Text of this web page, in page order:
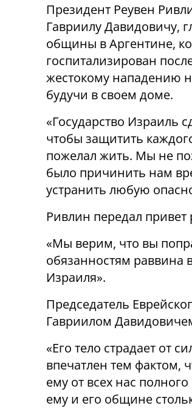
Президент Реувен
Гавриилу Давидовичу,
общины в Аргентине,
госпитализирован
жестокому нападению
будучи в своем доме.
«Государство Израиль
чтобы защитить
пожелал жить. Мы не
было причинить нам
устранить любую
Ривлин передал
«Мы верим, что вы
обязанностям
Израиля».
Председатель
Гавриилом
«Его тело страдает от
впечатлен тем фактом,
ему от всех нас
ему и его общине